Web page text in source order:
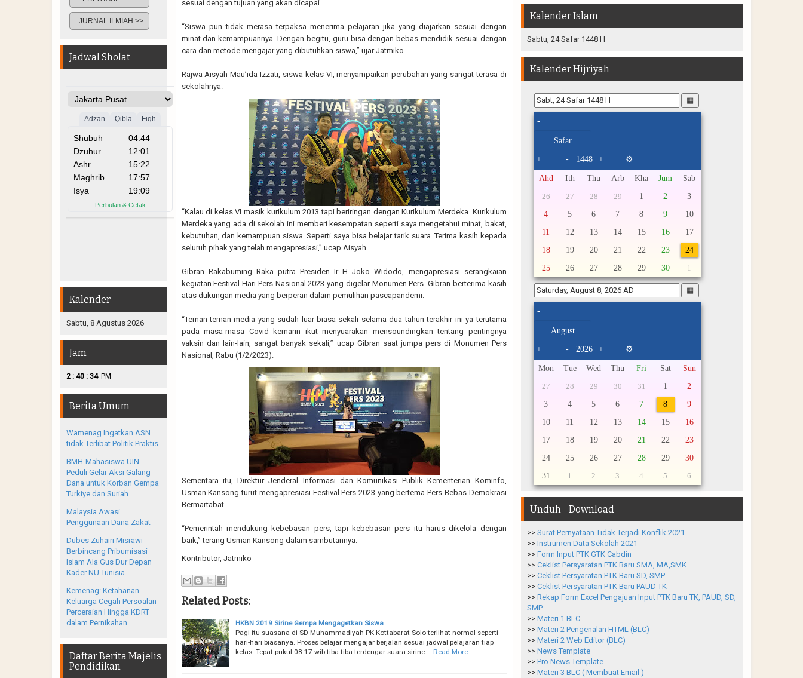
sesuai dengan tujuan yang akan dicapai.
“Siswa pun tidak merasa terpaksa menerima pelajaran jika yang diajarkan sesuai dengan
minat dan kemampuannya. Dengan begitu, guru bisa dengan bebas mendidik sesuai dengan
cara dan metode mengajar yang dibutuhkan siswa,” ujar Jatmiko.
Rajwa Aisyah Mau’ida Izzati, siswa kelas VI, menyampaikan perubahan yang sangat terasa di
sekolahnya.
“Kalau di kelas VI masik kurikulum 2013 tapi beriringan dengan Kurikulum Merdeka. Kurikulum
Merdeka yang ada di sekolah ini memberi kesempatan seperti saya mengetahui minat, bakat,
kebutuhan, dan kemampuan siswa. Seperti saya bisa belajar tarik suara. Terima kasih kepada
seluruh pihak yang telah mengapresiasi,” ucap Aisyah.
Gibran Rakabuming Raka putra Presiden Ir H Joko Widodo, mengapresiasi serangkaian
kegiatan Festival Hari Pers Nasional 2023 yang digelar Monumen Pers. Gibran berterima kasih
atas dukungan media yang berperan dalam pemulihan pascapandemi.
“Teman-teman media yang sudah luar biasa sekali selama dua tahun terakhir ini ya terutama
pada masa-masa Covid kemarin ikut menyuarakan mensoundingkan tentang pentingnya
vaksin dan lain-lain, sangat banyak sekali,” ucap Gibran saat jumpa pers di Monumen Pers
Nasional, Rabu (1/2/2023).
Sementara itu, Direktur Jenderal Informasi dan Komunikasi Publik Kementerian Kominfo,
Usman Kansong turut mengapresiasi Festival Pers 2023 yang bertema Pers Bebas Demokrasi
Bermartabat.
“Pemerintah mendukung kebebasan pers, tapi kebebasan pers itu harus dikelola dengan
baik,” terang Usman Kansong dalam sambutannya.
Kontributor, Jatmiko
Related Posts:
HKBN 2019 Sirine Gempa Mengagetkan Siswa
Pagi itu suasana di SD Muhammadiyah PK Kottabarat Solo terlihat normal seperti
hari-hari biasanya. Proses belajar mengajar berjalan sesuai jadwal pelajaran tiap
kelas. Tepat pukul 08.17 wib tiba-tiba terdengar suara sirine …
Read More
JURNAL ILMIAH >>
Jadwal Sholat
Kalender
Sabtu, 8 Agustus 2026
Jam
2 : 40 : 35 PM
Berita Umum
Wamenag Ingatkan ASN
tidak Terlibat Politik Praktis
BMH-Mahasiswa UIN
Peduli Gelar Aksi Galang
Dana untuk Korban Gempa
Turkiye dan Suriah
Malaysia Awasi
Penggunaan Dana Zakat
Dubes Zuhairi Misrawi
Berbincang Pribumisasi
Islam Ala Gus Dur Depan
Kader NU Tunisia
Kemenag: Ketahanan
Keluarga Cegah Persoalan
Perceraian Hingga KDRT
dalam Pernikahan
Daftar Berita Majelis
Pendidikan
Kalender Islam
Sabtu, 24 Safar 1448 H
Kalender Hijriyah
▦
-
+ - + ⚙
Ahd Ith Thu Arb Kha Jum Sab
26 27 28 29 1 2
3
4
5 6 7 8 9
10
11
12 13 14 15 16
17
18
19 20 21 22 23
24
25
26 27 28 29 30 1
▦
-
+ - + ⚙
Mon Tue Wed Thu Fri Sat Sun
27 28 29 30 31 1
2
3
4 5 6 7 8
9
10
11 12 13 14 15
16
17
18 19 20 21 22
23
24
25 26 27 28 29
30
31
1 2 3 4 5 6
Unduh - Download
>> Surat Pernyataan Tidak Terjadi Konflik 2021
>> Instrumen Data Sekolah 2021
>> Form Input PTK GTK Cabdin
>> Ceklist Persyaratan PTK Baru SMA, MA,SMK
>> Ceklist Persyaratan PTK Baru SD, SMP
>> Ceklist Persyaratan PTK Baru PAUD TK
>> Rekap Form Excel Pengajuan Input PTK Baru TK, PAUD, SD,
SMP
>> Materi 1 BLC
>> Materi 2 Pengenalan HTML (BLC)
>> Materi 2 Web Editor (BLC)
>> News Template
>> Pro News Template
>> Materi 3 BLC ( Membuat Email )